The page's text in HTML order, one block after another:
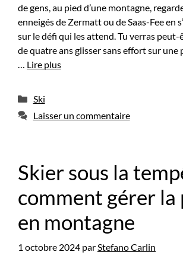
de gens, au pied d’une montagne,
enneigés de Zermatt ou de Saas-Fee en
sur le défi qui les attend. Tu verras
de quatre ans glisser sans effort sur une
… Lire plus
Catégories
Ski
Laisser un commentaire
Skier sous la
comment gérer la
en montagne
1 octobre 2024 parStefano Carlin